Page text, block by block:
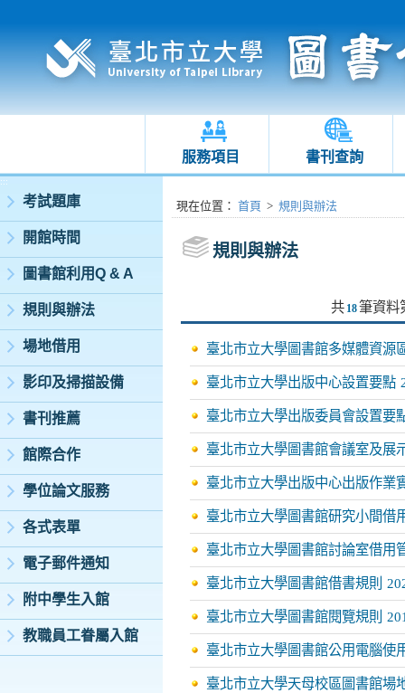
服務項目 書刊查詢
:::
考試題庫
開館時間
圖書館利用Q & A
規則與辦法
場地借用
影印及掃描設備
書刊推薦
館際合作
學位論文服務
各式表單
電子郵件通知
附中學生入館
教職員工眷屬入館
:::現在位置 ： 首頁 > 規則與辦法
規則與辦法
共 18筆資料
臺北市立大學圖書館多媒體資源
臺北市立大學出版中心設置要點
臺北市立大學出版委員會設置要
臺北市立大學圖書館會議室及展
臺北市立大學出版中心出版作業
臺北市立大學圖書館研究小間借
臺北市立大學圖書館討論室借用
臺北市立大學圖書館借書規則
臺北市立大學圖書館閱覽規則
臺北市立大學圖書館公用電腦使
臺北市立大學天母校區圖書館場